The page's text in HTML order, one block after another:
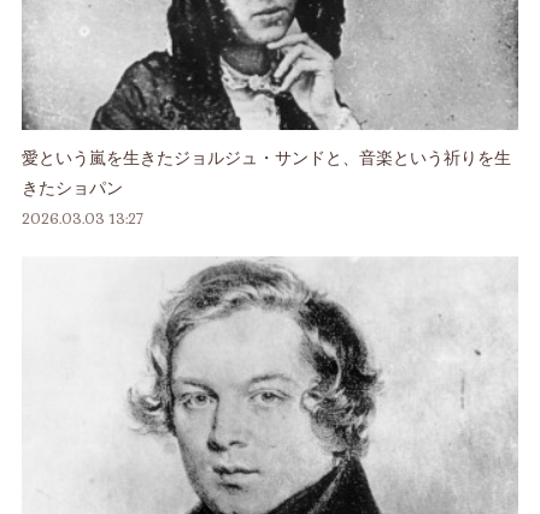
愛という嵐を生きたジョルジュ・サンドと、音楽という祈りを生
きたショパン
2026.03.03 13:27